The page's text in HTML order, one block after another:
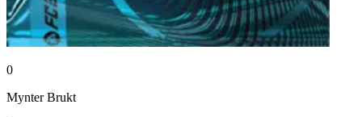
0
Mynter Brukt